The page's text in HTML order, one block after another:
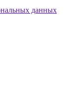
данных